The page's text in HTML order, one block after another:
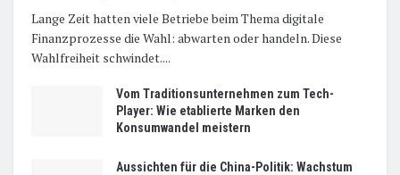
Lange Zeit hatten viele Betriebe beim Thema digitale
Finanzprozesse die Wahl: abwarten oder handeln. Diese
Wahlfreiheit schwindet....
Vom Traditionsunternehmen zum Tech-
Player: Wie etablierte Marken den
Konsumwandel meistern
Aussichten für die China-Politik: Wachstum